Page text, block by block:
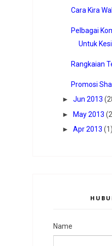
Cara Kira
Pelbagai
Untuk
Rangkaian
Promosi
► Jun 2013
►
May 2013
► Apr 2013 (1)
Name